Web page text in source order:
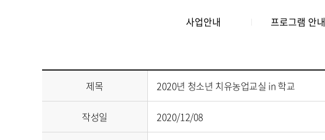
사업안내 프로그램 안내
제목 2020년 청소년 치유농업교실 in 학교
작성일 2020/12/08